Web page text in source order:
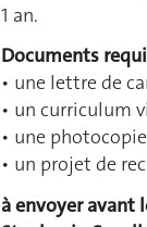
1 an.
Documents
• une lettre de
• un curriculum
• une
• un projet de
à envoyer avant